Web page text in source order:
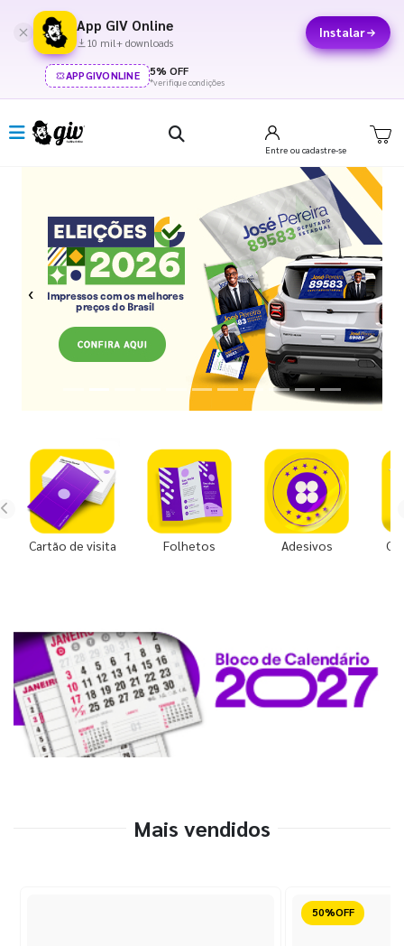
App GIV Online
10 mil+ downloads
Instalar
APPGIVONLINE 5% OFF
*verifique condições
Entre ou cadastre-se
Previous Next
Cartão de visita Folhetos Adesivos
Mais vendidos
Reduzido